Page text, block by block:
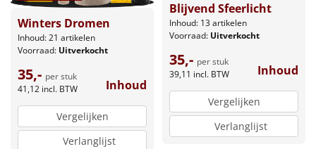
Winters Dromen
Inhoud: 21 artikelen
Voorraad: Uitverkocht
35,- per stuk
41,12 incl. BTW Inhoud
Vergelijken
Verlanglijst
Blijvend Sfeerlicht
Inhoud: 13 artikelen
Voorraad: Uitverkocht
35,- per stuk
39,11 incl. BTW Inhoud
Vergelijken
Verlanglijst